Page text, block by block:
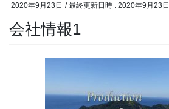
2020年9月23日 / 最終更新日時 : 2020年9月23日
会社情報1